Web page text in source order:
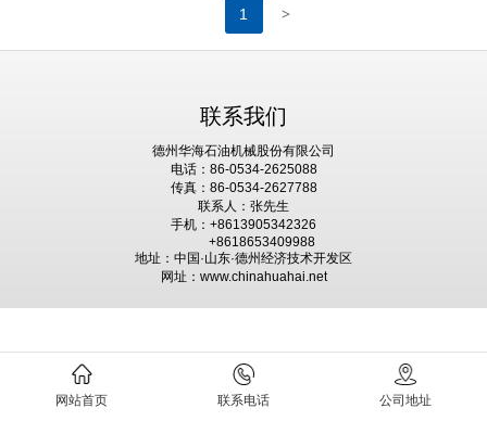
1 >
网站首页 联系电话 公司地址
联系我们
德州华海石油机械股份有限公司
电话：86-0534-2625088
传真：86-0534-2627788
联系人：张先生
手机：+8613905342326
+8618653409988
地址：中国·山东·德州经济技术开发区
网址：www.chinahuahai.net